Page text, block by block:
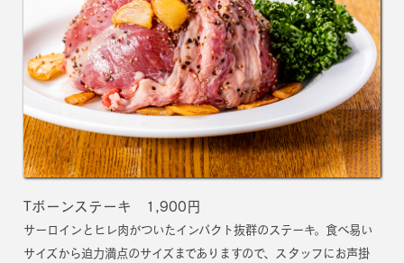
Tボーンステーキ 1,900円
サーロインとヒレ肉がついたインパクト抜群のステーキ。食べ易い
サイズから迫力満点のサイズまでありますので、スタッフにお声掛